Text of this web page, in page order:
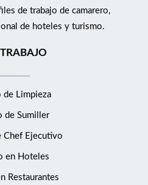
de trabajo de camarero,
de hoteles y turismo.
de Limpieza
de Sumiller
Chef Ejecutivo
en Hoteles
Restaurantes